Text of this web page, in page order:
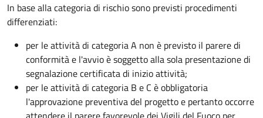
In base alla categoria di rischio sono previsti procedimenti
differenziati:
per le attività di categoria A non è previsto il parere di
conformità e l'avvio è soggetto alla sola presentazione di
segnalazione certificata di inizio attività;
per le attività di categoria B e C è obbligatoria
l'approvazione preventiva del progetto e pertanto occorre